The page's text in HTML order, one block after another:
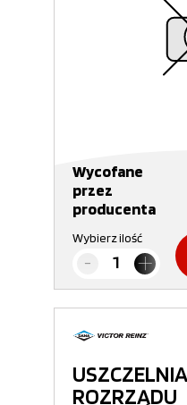
Wycofane
przez
producenta
Wybierz ilość
ROZRZĄDU